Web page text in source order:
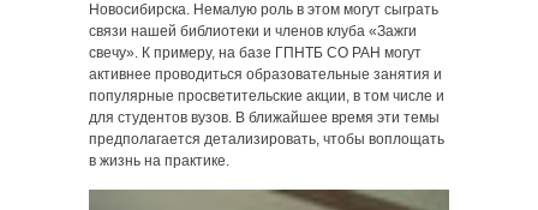
Новосибирска. Немалую роль в этом могут сыграть
связи нашей библиотеки и членов клуба «Зажги
свечу». К примеру, на базе ГПНТБ СО РАН могут
активнее проводиться образовательные занятия и
популярные просветительские акции, в том числе и
для студентов вузов. В ближайшее время эти темы
предполагается детализировать, чтобы воплощать
в жизнь на практике.